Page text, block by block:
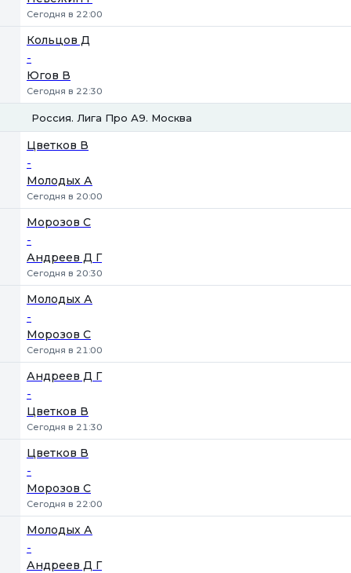
Сегодня в 22:00
Кольцов Д
-
Югов В
Сегодня в 22:30
Россия. Лига Про А9. Москва
Цветков В
-
Молодых А
Сегодня в 20:00
Морозов С
-
Андреев Д Г
Сегодня в 20:30
Молодых А
-
Морозов С
Сегодня в 21:00
Андреев Д Г
-
Цветков В
Сегодня в 21:30
Цветков В
-
Морозов С
Сегодня в 22:00
Молодых А
-
Андреев Д Г